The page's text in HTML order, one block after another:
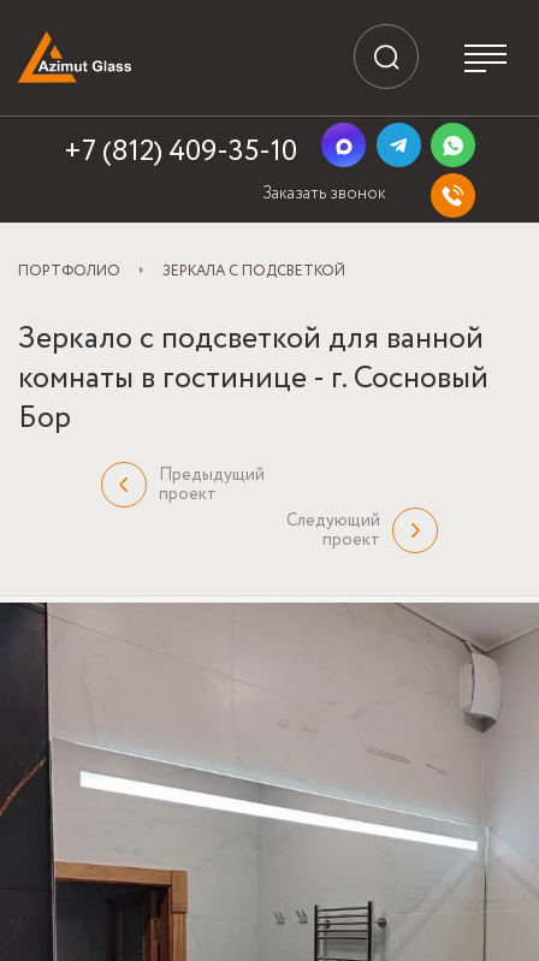
+7 (812) 409-35-10
Заказать звонок
ПОРТФОЛИО ЗЕРКАЛА С ПОДСВЕТКОЙ
Зеркало с подсветкой для ванной
комнаты в гостинице - г. Сосновый
Бор
Предыдущий
проект
Следующий
проект